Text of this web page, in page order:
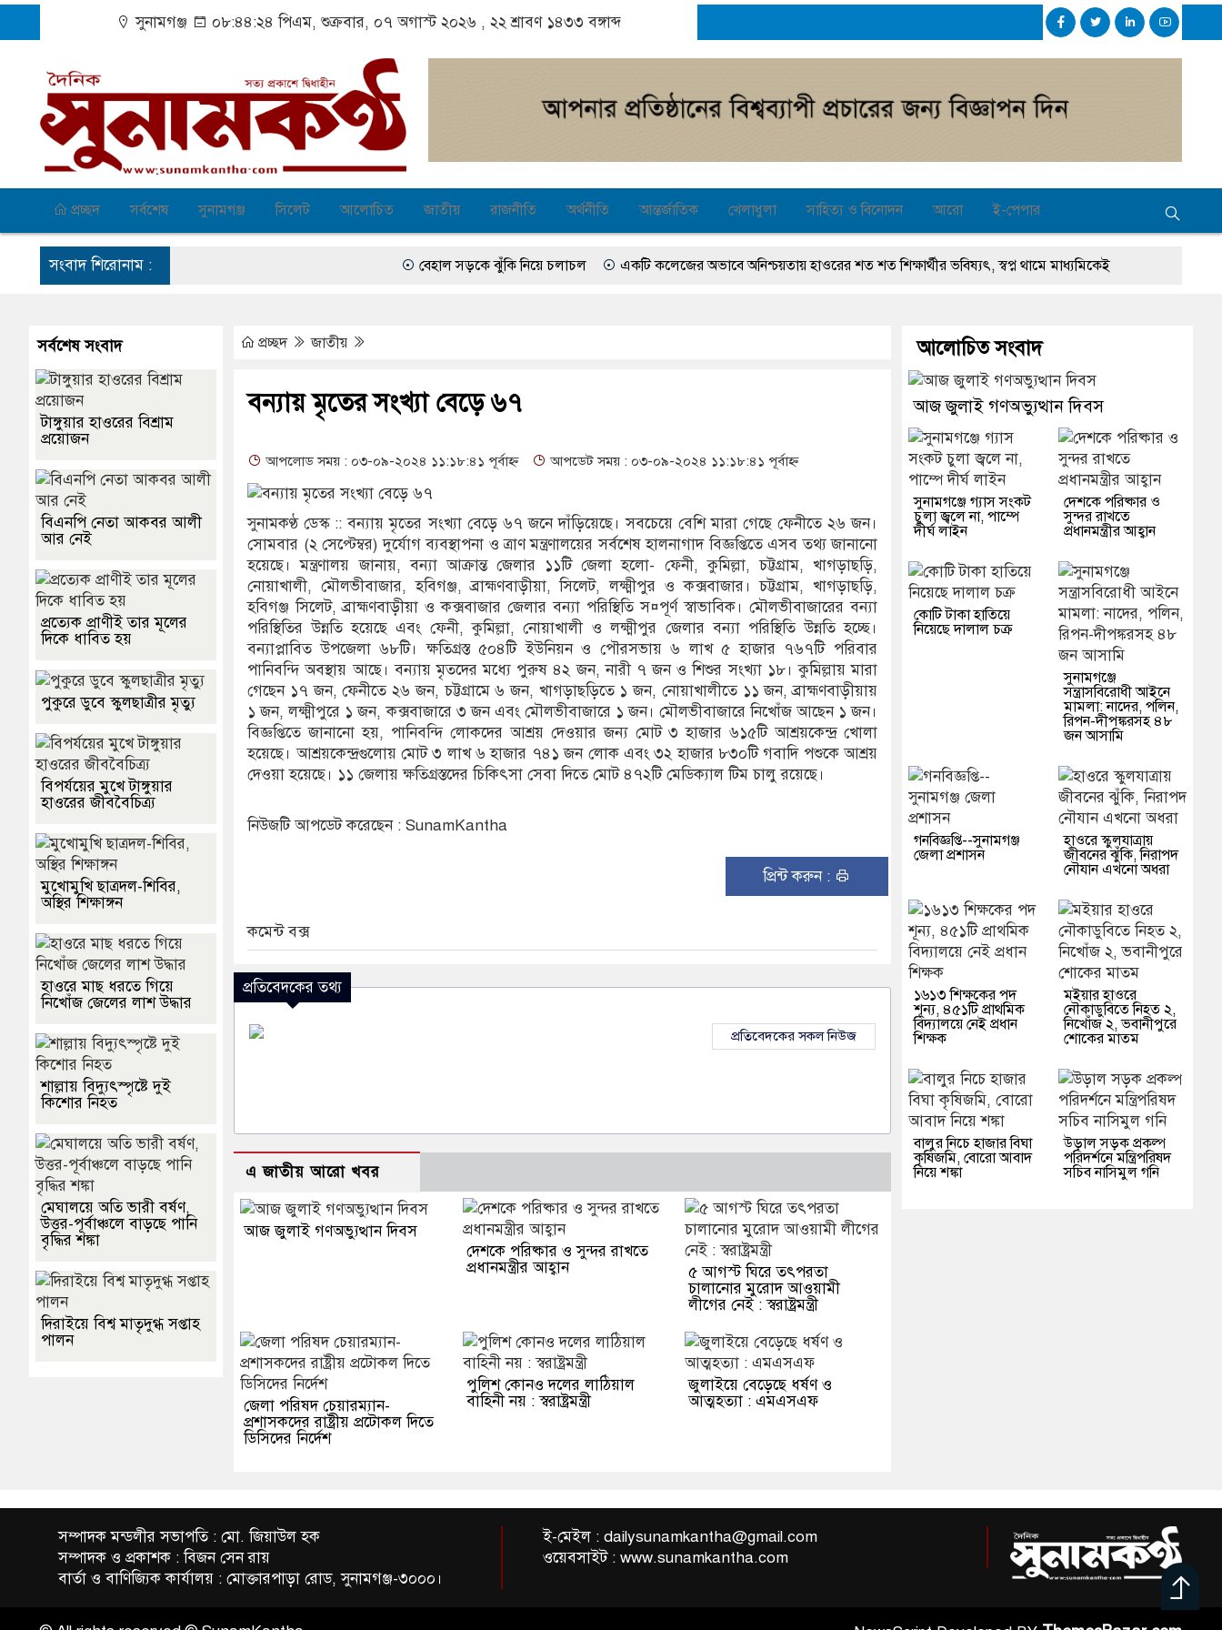
সুনামগঞ্জ ০৮:৪৪:২৪ পিএম, শুক্রবার, ০৭ অগাস্ট ২০২৬ ,২২ শ্রাবণ ১৪৩৩ বঙ্গাব্দ
প্রচ্ছদ সর্বশেষ সুনামগঞ্জ সিলেট আলোচিত জাতীয় রাজনীতি অর্থনীতি আন্তর্জাতিক খেলাধুলা সাহিত্য ও বিনোদন আরো ই-পেপার
সংবাদ শিরোনাম : বেহাল সড়কে ঝুঁকি নিয়ে চলাচল একটি কলেজের অভাবে অনিশ্চয়তায় হাওরের শত শত শিক্ষার্থীর ভবিষ্যৎ, স্বপ্ন থামে মাধ্যমিকেই
সদর উপজেলা পরিষদের সম্প্রসারিত প্রশাসনিক ভবনের উদ্বোধন ৫ আগস্ট ঘিরে তৎপরতা চালানোর মুরোদ আওয়ামী
পূবালী ব্যাংকের ইলেক্ট্রনিক বুথ ও সেল্ফ সার্ভিস সেন্টারের উদ্বোধন
পৈতৃক সম্পত্তির রেকর্ড সংশোধন ও স্বত্ব ফেরতের দাবি হাওরে স্কুলযাত্রায় জীবনের ঝুঁকি, নিরাপদ নৌযান এখনো অধরা ১৬১৩ শিক্ষকের পদ শূন্য, ৪৫১টি
মইয়ার হাওরে নৌকাডুবিতে নিহত ২, নিখোঁজ ২, ভবানীপুরে শোকের মাতম জামালগঞ্জে হামলার অভিযোগে সংবাদ সম্মেলন, নিরাপত্তা ও সুষ্ঠু বিচার দাবি
বালুর নিচে হাজার বিঘা কৃষিজমি, বোরো আবাদ নিয়ে শঙ্কা হবিগঞ্জে সারজিস ও নাসীরুদ্দীনসহ ১০ জনের বিরুদ্ধে মামলা সরকার নৈতিক দিক থেকে দেশ
একটি মহল সচেতনভাবে ধর্মের নামে বিভেদ সৃষ্টি করছে : মির্জা ফখরুল
প্রচ্ছদ জাতীয়
বন্যায় মৃতের সংখ্যা বেড়ে ৬৭
আপলোড সময় : ০৩-০৯-২০২৪ ১১:১৮:৪১ পূর্বাহ্ন আপডেট সময় : ০৩-০৯-২০২৪ ১১:১৮:৪১ পূর্বাহ্ন
সুনামকণ্ঠ ডেস্ক :: বন্যায় মৃতের সংখ্যা বেড়ে ৬৭ জনে দাঁড়িয়েছে। সবচেয়ে বেশি মারা গেছে ফেনীতে ২৬ জন।
সোমবার (২ সেপ্টেম্বর) দুর্যোগ ব্যবস্থাপনা ও ত্রাণ মন্ত্রণালয়ের সর্বশেষ হালনাগাদ বিজ্ঞপ্তিতে এসব তথ্য জানানো
হয়েছে। মন্ত্রণালয় জানায়, বন্যা আক্রান্ত জেলার ১১টি জেলা হলো- ফেনী, কুমিল্লা, চট্টগ্রাম, খাগড়াছড়ি,
নোয়াখালী, মৌলভীবাজার, হবিগঞ্জ, ব্রাহ্মণবাড়ীয়া, সিলেট, লক্ষ্মীপুর ও কক্সবাজার। চট্টগ্রাম, খাগড়াছড়ি,
হবিগঞ্জ সিলেট, ব্রাহ্মণবাড়ীয়া ও কক্সবাজার জেলার বন্যা পরিস্থিতি স¤পূর্ণ স্বাভাবিক। মৌলভীবাজারের বন্যা
পরিস্থিতির উন্নতি হয়েছে এবং ফেনী, কুমিল্লা, নোয়াখালী ও লক্ষ্মীপুর জেলার বন্যা পরিস্থিতি উন্নতি হচ্ছে।
বন্যাপ্লাবিত উপজেলা ৬৮টি। ক্ষতিগ্রস্ত ৫০৪টি ইউনিয়ন ও পৌরসভায় ৬ লাখ ৫ হাজার ৭৬৭টি পরিবার
পানিবন্দি অবস্থায় আছে। বন্যায় মৃতদের মধ্যে পুরুষ ৪২ জন, নারী ৭ জন ও শিশুর সংখ্যা ১৮। কুমিল্লায় মারা
গেছেন ১৭ জন, ফেনীতে ২৬ জন, চট্টগ্রামে ৬ জন, খাগড়াছড়িতে ১ জন, নোয়াখালীতে ১১ জন, ব্রাহ্মণবাড়ীয়ায়
১ জন, লক্ষ্মীপুরে ১ জন, কক্সবাজারে ৩ জন এবং মৌলভীবাজারে ১ জন। মৌলভীবাজারে নিখোঁজ আছেন ১ জন।
বিজ্ঞপ্তিতে জানানো হয়, পানিবন্দি লোকদের আশ্রয় দেওয়ার জন্য মোট ৩ হাজার ৬১৫টি আশ্রয়কেন্দ্র খোলা
হয়েছে। আশ্রয়কেন্দ্রগুলোয় মোট ৩ লাখ ৬ হাজার ৭৪১ জন লোক এবং ৩২ হাজার ৮৩০টি গবাদি পশুকে আশ্রয়
দেওয়া হয়েছে। ১১ জেলায় ক্ষতিগ্রস্তদের চিকিৎসা সেবা দিতে মোট ৪৭২টি মেডিক্যাল টিম চালু রয়েছে।
নিউজটি আপডেট করেছেন : SunamKantha
প্রিন্ট করুন :
কমেন্ট বক্স
প্রতিবেদকের তথ্য
প্রতিবেদকের সকল নিউজ
এ জাতীয় আরো খবর
আজ জুলাই গণঅভ্যুত্থান দিবস
দেশকে পরিষ্কার ও সুন্দর রাখতে
প্রধানমন্ত্রীর আহ্বান
৫ আগস্ট ঘিরে তৎপরতা
চালানোর মুরোদ আওয়ামী
লীগের নেই : স্বরাষ্ট্রমন্ত্রী
জেলা পরিষদ চেয়ারম্যান-
প্রশাসকদের রাষ্ট্রীয় প্রটোকল দিতে
ডিসিদের নির্দেশ
পুলিশ কোনও দলের লাঠিয়াল
বাহিনী নয় : স্বরাষ্ট্রমন্ত্রী
জুলাইয়ে বেড়েছে ধর্ষণ ও
আত্মহত্যা : এমএসএফ
সর্বশেষ সংবাদ
টাঙ্গুয়ার হাওরের বিশ্রাম
প্রয়োজন
বিএনপি নেতা আকবর আলী
আর নেই
প্রত্যেক প্রাণীই তার মূলের
দিকে ধাবিত হয়
পুকুরে ডুবে স্কুলছাত্রীর মৃত্যু
বিপর্যয়ের মুখে টাঙ্গুয়ার
হাওরের জীববৈচিত্র্য
মুখোমুখি ছাত্রদল-শিবির,
অস্থির শিক্ষাঙ্গন
হাওরে মাছ ধরতে গিয়ে
নিখোঁজ জেলের লাশ উদ্ধার
শাল্লায় বিদ্যুৎস্পৃষ্টে দুই
কিশোর নিহত
মেঘালয়ে অতি ভারী বর্ষণ,
উত্তর-পূর্বাঞ্চলে বাড়ছে পানি
বৃদ্ধির শঙ্কা
দিরাইয়ে বিশ্ব মাতৃদুগ্ধ সপ্তাহ
পালন
আলোচিত সংবাদ
আজ জুলাই গণঅভ্যুত্থান দিবস
সুনামগঞ্জে গ্যাস সংকট
চুলা জ্বলে না, পাম্পে
দীর্ঘ লাইন
দেশকে পরিষ্কার ও
সুন্দর রাখতে
প্রধানমন্ত্রীর আহ্বান
কোটি টাকা হাতিয়ে
নিয়েছে দালাল চক্র
‎সুনামগঞ্জে
সন্ত্রাসবিরোধী আইনে
মামলা: নাদের, পলিন,
রিপন-দীপঙ্করসহ ৪৮
জন আসামি
গনবিজ্ঞপ্তি--সুনামগঞ্জ
জেলা প্রশাসন
হাওরে স্কুলযাত্রায়
জীবনের ঝুঁকি, নিরাপদ
নৌযান এখনো অধরা
১৬১৩ শিক্ষকের পদ
শূন্য, ৪৫১টি প্রাথমিক
বিদ্যালয়ে নেই প্রধান
শিক্ষক
মইয়ার হাওরে
নৌকাডুবিতে নিহত ২,
নিখোঁজ ২, ভবানীপুরে
শোকের মাতম
বালুর নিচে হাজার বিঘা
কৃষিজমি, বোরো আবাদ
নিয়ে শঙ্কা
উড়াল সড়ক প্রকল্প
পরিদর্শনে মন্ত্রিপরিষদ
সচিব নাসিমুল গনি
সম্পাদক মন্ডলীর সভাপতি : মো. জিয়াউল হক
সম্পাদক ও প্রকাশক : বিজন সেন রায়
বার্তা ও বাণিজ্যিক কার্যালয় : মোক্তারপাড়া রোড, সুনামগঞ্জ-৩০০০।
ই-মেইল :dailysunamkantha@gmail.com
ওয়েবসাইট : www.sunamkantha.com